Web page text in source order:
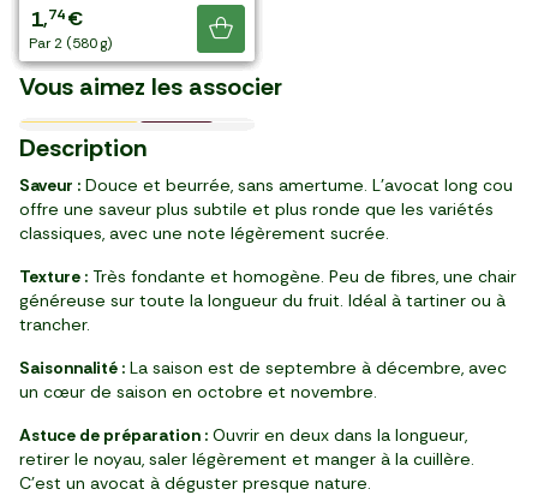
4,29€
2 pièces
3,98€
par 2
2,67€
par 3
4,58€
par 2
6,08€
pièce (870 g)
4,49€
2 pièces (≈500g)
1,74€
par 2 (580 g)
Je découvre
Vous aimez les associer
BIO
Le Citron vert BIO
Espagne
1,20 €
La Coriandre
France
0,99 €
Les Tortillas paprika BIO
2,39 €
Prix Malin
Le Saumon fumé
élaboré en France
4,99 €
Les Crevettes cuites
décortiquées ASC
Honduras
8,49 €
L'Huile d'olive vierge extra
Koroneiki 100%
8,99 €
Le Pain de mie complet
italien
1,79 €
Les Graines de coriandre
BIO
2,59 €
Le Thé vert citron
gingembre glacé BIO
1,99 €
Les Sardines à l'huile
d'olive
2,39 €
Les Œufs de saumon
sauvages
élaborés en France
9,99 €
le 2ème à -50%
Le Gazpacho tomate,
mozarella et basilic
2,79 €
Description
Saveur : Douce et beurrée, sans amertume. L’avocat long cou
offre une saveur plus subtile et plus ronde que les variétés
classiques, avec une note légèrement sucrée.
Texture : Très fondante et homogène. Peu de fibres, une chair
généreuse sur toute la longueur du fruit. Idéal à tartiner ou à
trancher.
Saisonnalité : La saison est de septembre à décembre, avec
un cœur de saison en octobre et novembre.
Astuce de préparation : Ouvrir en deux dans la longueur,
retirer le noyau, saler légèrement et manger à la cuillère.
C’est un avocat à déguster presque nature.